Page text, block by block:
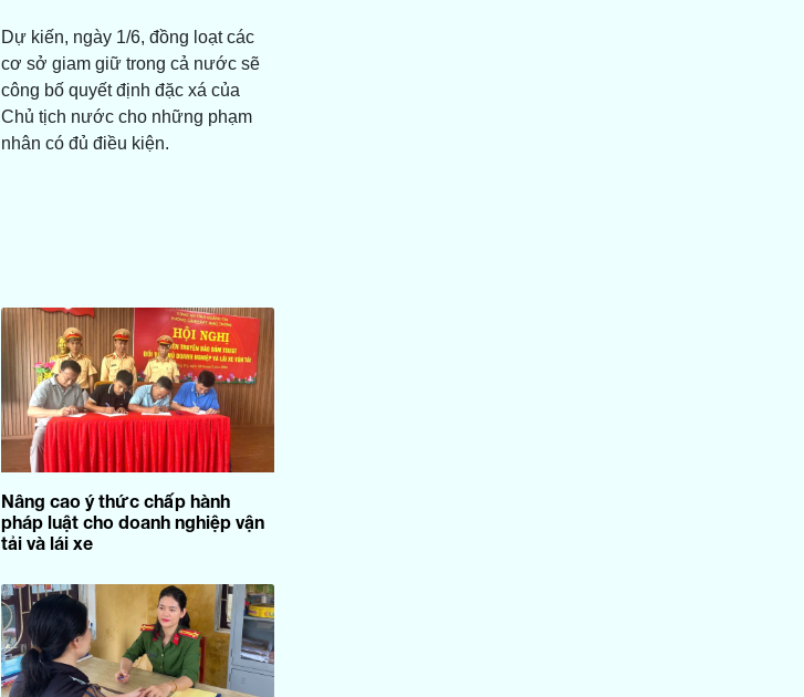
Dự kiến, ngày 1/6, đồng loạt các
cơ sở giam giữ trong cả nước sẽ
công bố quyết định đặc xá của
Chủ tịch nước cho những phạm
nhân có đủ điều kiện.
Nâng cao ý thức chấp hành
pháp luật cho doanh nghiệp vận
tải và lái xe